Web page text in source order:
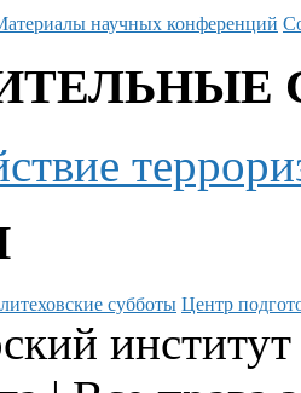
научных конференций
субботы Центр